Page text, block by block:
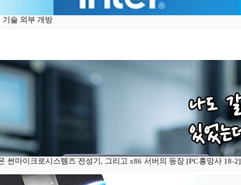
술 외부 개방
썬마이크로시스템즈 전성기, 그리고 x86 서버의 등장 [PC흥망사 18-2]